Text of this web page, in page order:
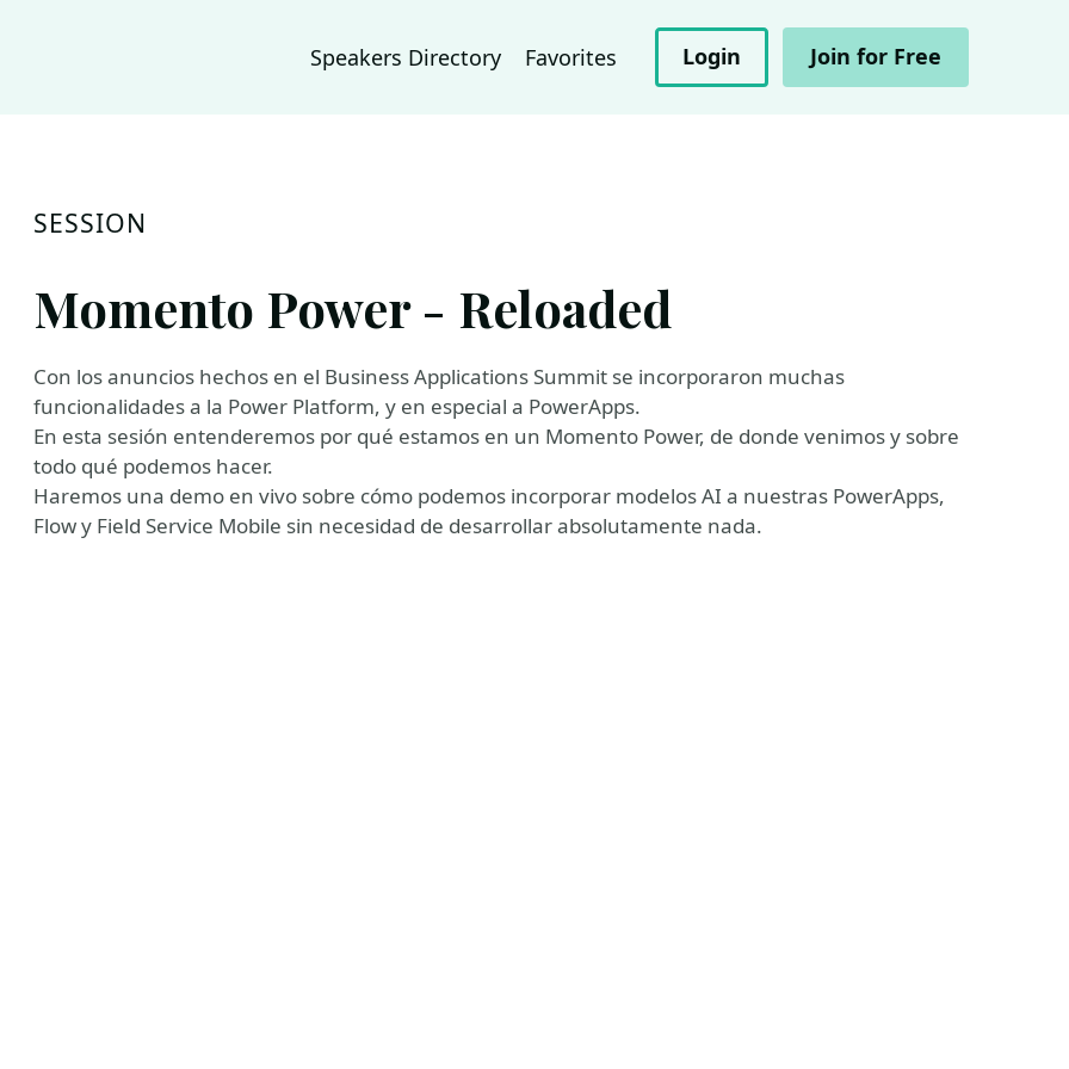
Speakers Directory Favorites Login Join for Free
SESSION
Momento Power - Reloaded
Con los anuncios hechos en el Business Applications Summit se incorporaron muchas
funcionalidades a la Power Platform, y en especial a PowerApps.
En esta sesión entenderemos por qué estamos en un Momento Power, de donde venimos y sobre
todo qué podemos hacer.
Haremos una demo en vivo sobre cómo podemos incorporar modelos AI a nuestras PowerApps,
Flow y Field Service Mobile sin necesidad de desarrollar absolutamente nada.